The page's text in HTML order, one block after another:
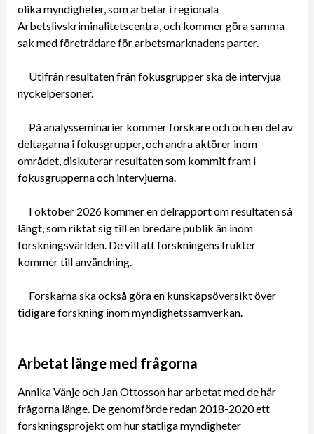
olika myndigheter, som arbetar i regionala
Arbetslivskriminalitetscentra, och kommer göra samma
sak med företrädare för arbetsmarknadens parter.
Utifrån resultaten från fokusgrupper ska de intervjua
nyckelpersoner.
På analysseminarier kommer forskare och och en del av
deltagarna i fokusgrupper, och andra aktörer inom
området, diskuterar resultaten som kommit fram i
fokusgrupperna och intervjuerna.
I oktober 2026 kommer en delrapport om resultaten så
långt, som riktat sig till en bredare publik än inom
forskningsvärlden. De vill att forskningens frukter
kommer till användning.
Forskarna ska också göra en kunskapsöversikt över
tidigare forskning inom myndighetssamverkan.
Arbetat länge med frågorna
Annika Vänje och Jan Ottosson har arbetat med de här
frågorna länge. De genomförde redan 2018-2020 ett
forskningsprojekt om hur statliga myndigheter